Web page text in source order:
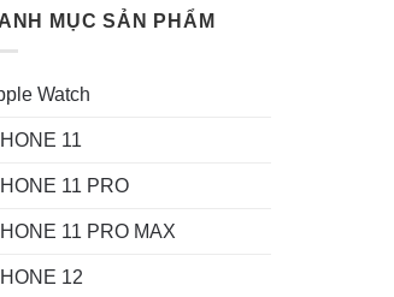
MỤC SẢN PHẨM
Watch
11
11 PRO
11 PRO MAX
12